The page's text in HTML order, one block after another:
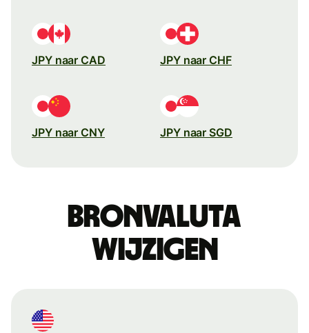
JPY naar CAD JPY naar CHF
JPY naar CNY JPY naar SGD
Bronvaluta
wijzigen